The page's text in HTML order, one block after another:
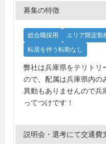
募集の特徴
総合職採用
エリア限定勤
転居を伴う転勤なし
弊社は兵庫県をテリトリ
ので、配属は兵庫県内の
異動もありませんので兵
ってつけです！
説明会・選考にて交通費